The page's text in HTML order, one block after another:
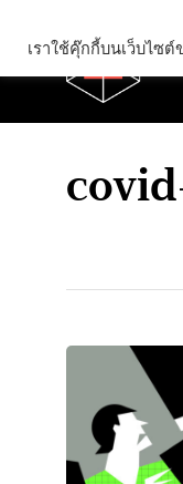
เราใช้คุ๊กกี้บนเว็บไซ